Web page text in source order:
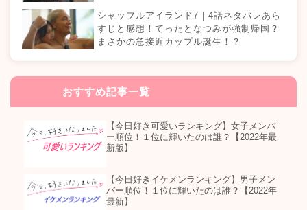
シャッフルアイランド7｜4話ネタバレあら
すじと感想！てったとなつみが強制帰国？
まさかの急接近カップル誕生！？
おすすめ記事一覧
【今日好き可愛いランキング】女子メンバ
ー順位！１位に輝いたのは誰？【2022年最
新版】
【今日好きイケメンランキング】男子メン
バー順位！１位に輝いたのは誰？【2022年
最新】